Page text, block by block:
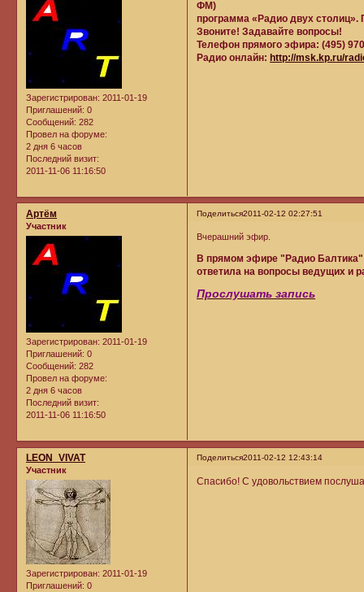
Зарегистрирован: 2011-01-19
Приглашений: 0
Сообщений: 282
Провел на форуме:
2 дня 6 часов
Последний визит:
2011-11-06 11:16:50
ФМ)
программа «Радио двух
Звоните! Задавайте вопросы!
Телефон прямого эфира: (495)
Радио онлайн: http://msk.kp.ru/
Поделиться2011-02-12 02:27:51
Артём
Участник
Зарегистрирован: 2011-01-19
Приглашений: 0
Сообщений: 282
Провел на форуме:
2 дня 6 часов
Последний визит:
2011-11-06 11:16:50
Вчерашний эфир.
В прямом эфире "Радио
ответила на вопросы ведущих и
Прослушать запись
Поделиться2011-02-12 12:43:14
LEON_VIVAT
Участник
Зарегистрирован: 2011-01-19
Приглашений: 0
Спасибо! С удовольствием